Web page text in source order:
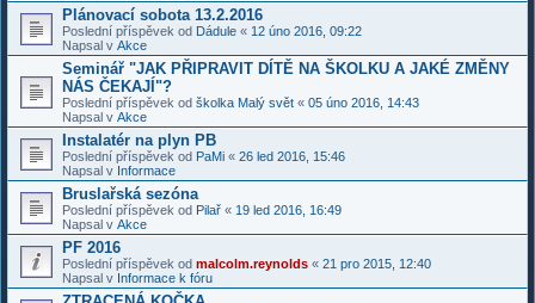
Plánovací sobota 13.2.2016
Poslední příspěvek od Dádule « 12 úno 2016, 09:22
Napsal v Akce
Seminář "JAK PŘIPRAVIT DÍTĚ NA ŠKOLKU A JAKÉ ZMĚNY
NÁS ČEKAJÍ"?
Poslední příspěvek od školka Malý svět « 05 úno 2016, 14:43
Napsal v Akce
Instalatér na plyn PB
Poslední příspěvek od PaMi « 26 led 2016, 15:46
Napsal v Informace
Bruslařská sezóna
Poslední příspěvek od Pilař « 19 led 2016, 16:49
Napsal v Akce
PF 2016
Poslední příspěvek od malcolm.reynolds « 21 pro 2015, 12:40
Napsal v Informace k fóru